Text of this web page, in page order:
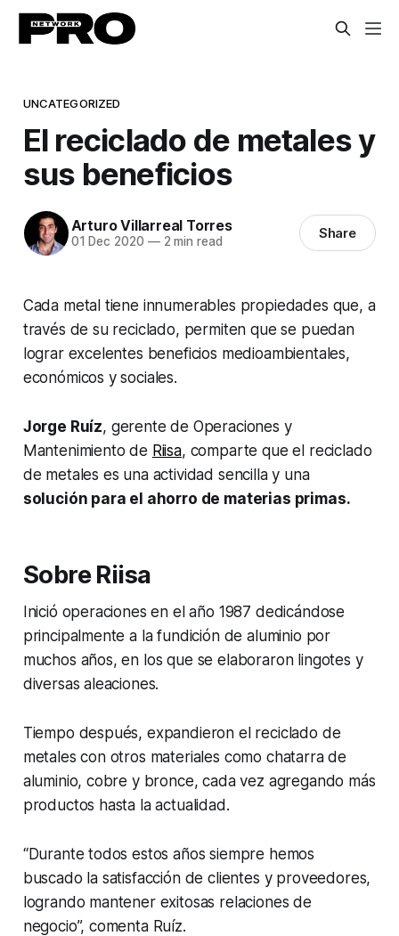
UNCATEGORIZED
El reciclado de metales y
sus beneficios
Arturo Villarreal Torres
01 Dec 2020 —2 min read Share
Cada metal tiene innumerables propiedades que, a
través de su reciclado, permiten que se puedan
lograr excelentes beneficios medioambientales,
económicos y sociales.
Jorge Ruíz, gerente de Operaciones y
Mantenimiento de Riisa, comparte que el reciclado
de metales es una actividad sencilla y una
solución para el ahorro de materias primas.
Sobre Riisa
Inició operaciones en el año 1987 dedicándose
principalmente a la fundición de aluminio por
muchos años, en los que se elaboraron lingotes y
diversas aleaciones.
Tiempo después, expandieron el reciclado de
metales con otros materiales como chatarra de
aluminio, cobre y bronce, cada vez agregando más
productos hasta la actualidad.
“Durante todos estos años siempre hemos
buscado la satisfacción de clientes y proveedores,
logrando mantener exitosas relaciones de
negocio”, comenta Ruíz.